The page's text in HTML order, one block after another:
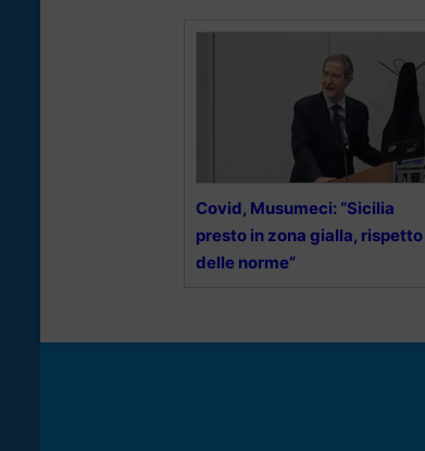
Covid, Musumeci: “Sicilia
presto in zona gialla, rispetto
delle norme”